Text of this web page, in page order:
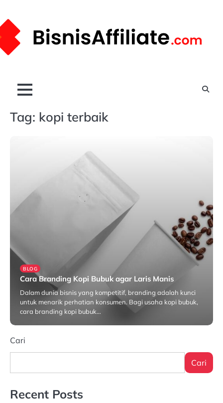
to
content
Tag: kopi terbaik
BLOG
Cara Branding Kopi Bubuk agar Laris Manis
Dalam dunia bisnis yang kompetitif, branding adalah kunci
untuk menarik perhatian konsumen. Bagi usaha kopi bubuk,
cara branding kopi bubuk…
Maret 6, 2025
Cari
Cari
Recent Posts